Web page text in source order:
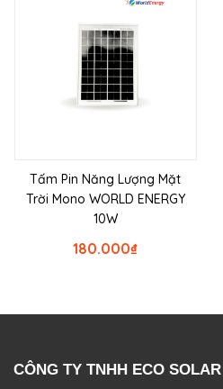
Tấm Pin Năng Lượng Mặt
Trời Mono WORLD ENERGY
10W
₫
180.000
CÔNG TY TNHH ECO SOLAR